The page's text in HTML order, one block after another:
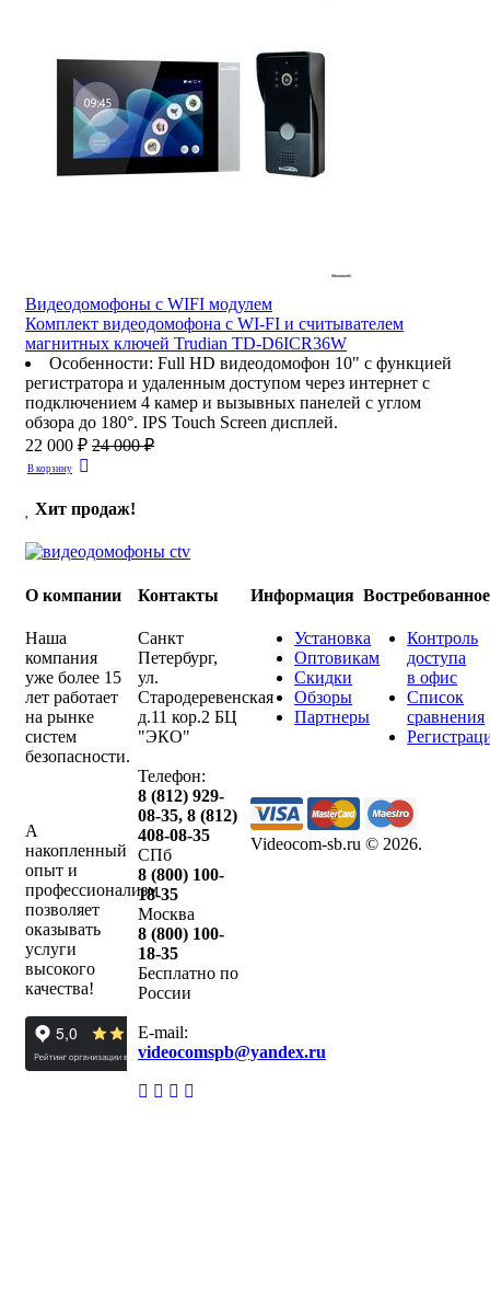
Видеодомофоны c WIFI модулем
Комплект видеодомофона с WI-FI и считывателем
магнитных ключей Trudian TD-D6ICR36W
Особенности: Full HD видеодомофон 10" с функцией
регистратора и удаленным доступом через интернет с
подключением 4 камер и вызывных панелей с углом
обзора до 180°. IPS Touch Screen дисплей.
22 000 ₽ 24 000 ₽
В корзину
Хит продаж!
О компании
Наша
компания
уже более 15
лет работает
на рынке
систем
безопасности.
А
накопленный
опыт и
профессионализм
позволяет
оказывать
услуги
высокого
качества!
Контакты
Санкт
Петербург,
ул.
Стародеревенская
д.11 кор.2 БЦ
"ЭКО"
Телефон:
8 (812) 929-
08-35,8 (812)
408-08-35
СПб
8 (800) 100-
18-35
Москва
8 (800) 100-
18-35
Бесплатно по
России
E-mail:
videocomspb@yandex.ru
Информация
Установка
Оптовикам
Скидки
Обзоры
Партнеры
Востребованное
Контроль
доступа
в офис
Список
сравнения
Videocom-sb.ru © 2026.